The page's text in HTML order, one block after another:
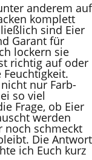
anderem auf
komplett
sind Eier
Garant für
lockern sie
richtig auf oder
Feuchtigkeit.
nicht nur Farb-
so viel
Frage, ob Eier
werden
noch schmeckt
Die Antwort
ich Euch kurz